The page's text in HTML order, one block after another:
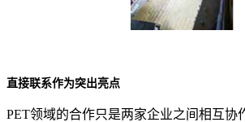
直接联系作为突出亮点
PET领域的合作只是两家企业之间相互协